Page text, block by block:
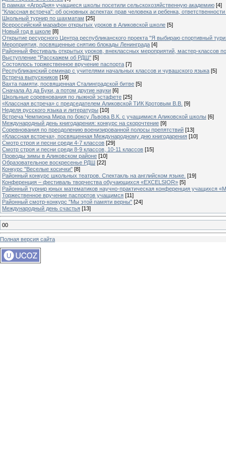
В рамках «АгроДня» учащиеся школы посетили сельскохозяйственную академию [4]
"Классная встреча": об основных аспектах прав человека и ребенка,
Школьный турнир по шахматам [25]
Всероссийский марафон открытых уроков в Аликовской школе [5]
Новый год в школе [8]
Открытие ресурсного Центра республиканского проекта "Я выбираю спортивный
Мероприятия, посвященные снятию блокады Ленинграда [4]
Районный Фестиваль открытых уроков, внеклассных мероприятий, мастер-классов
Выступление "Расскажем об РДШ" [5]
Состоялось торжественное вручение паспорта [7]
Республиканский семинар с учителями начальных классов и чувашского языка [5]
Встреча выпускников [19]
Вахта памяти, посвященная Сталинградской битве [5]
Сначала Аз да Буки, а потом другие науки [6]
Школьные соревнования по лыжной эстафете [25]
«Классная встреча» с председателем Аликовской ТИК Кротовым В.В. [9]
Неделя русского языка и литературы [10]
Встреча Чемпиона Мира по боксу Львова В.К. с учащимися Аликовской школы [6]
Международный день книгодарения: конкурс на скорочтение [9]
Cоревнования по преодолению военизированной полосы препятствий [13]
«Классная встреча», посвященная Международному дню книгодарения [10]
Смотр строя и песни среди 4-7 классов [29]
Смотр строя и песни среди 8-9 классов, 10-11 классов [15]
Проводы зимы в Аликовском районе [10]
Образовательное воскресенье РДШ [22]
Конкурс "Веселые косички" [8]
Районный конкурс школьных театров. Спектакль на английском языке. [19]
Конференция – фестиваль творчества обучающихся «EXCELSIOR» [5]
Районный турнир юных математиков научно-практическая конференция учащихся
Торжественное вручение паспортов учащимся [11]
Районный смотр-конкурс "Мы этой памяти верны" [24]
Международный день счастья [13]
00
Полная версия сайта